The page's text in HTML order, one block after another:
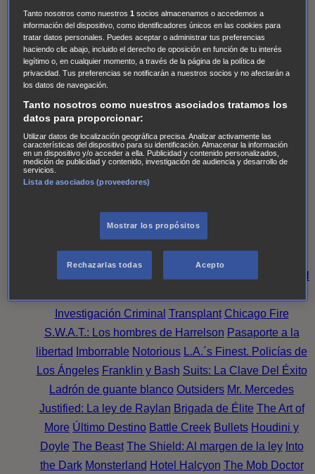
Hailey Dean Without Sin: Libre de Culpa Morbius
NCIS: Nueva Orleans Pandora En fuera de juego
The Shield: Al margen de la ley Duplicated Preacher
The Killing Kind Intersecciones DOC Bite Club
Chicago Fire
de personas desaparecidas Mad Dogs La Sustituta
Ladrón de guante blanco
AXN Masters of Sex Three PinesAccused CarterAlice
Nevers Crossing Lines Einstein Sobrenatural Cómo
defender a un asesino
Reckoning: Ajuste de Cuentas
Wild Bill Mentes Criminales
Investigación Criminal Transplant Chicago Fire
S.W.A.T.: Los hombres de Harrelson Pasaporte a la
libertad
Imborrable Notorious L.A.´s Finest. Policías de
Los Ángeles Franklin y Bash Suits: La Clave Del Éxito
Ladrón de guante blanco Outsiders Mr. Mercedes
Justified: La ley de Raylan Brigada de Élite The Art of
More Último Destino Battle Creek Bullets Houdini y
Doyle The Beast The Shield: Al margen de la ley Into
the Dark Monsterland Hotel Halcyon The Mob Doctor
Tanto nosotros como nuestros1 socios almacenamos o accedemos a
información del dispositivo, como identificadores únicos en las cookies para
tratar datos personales. Puedes aceptar o administrar tus preferencias
haciendo clic abajo, incluido el derecho de oposición en función de tu interés
legítimo o, en cualquier momento, a través de la página de la política de
privacidad. Tus preferencias se notificarán a nuestros socios y no afectarán a
los datos de navegación.
Tanto nosotros como nuestros asociados tratamos los
datos para proporcionar:
Utilizar datos de localización geográfica precisa. Analizar activamente las
características del dispositivo para su identificación. Almacenar la información
en un dispositivo y/o acceder a ella. Publicidad y contenido personalizados,
medición de publicidad y contenido, investigación de audiencia y desarrollo de
servicios.
Lista de asociados (proveedores)
Mostrar los propósitos
Rechazarlas todas Acepto